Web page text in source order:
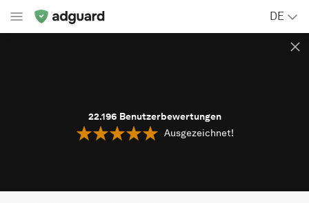
DE
22.196 Benutzerbewertungen
Ausgezeichnet!